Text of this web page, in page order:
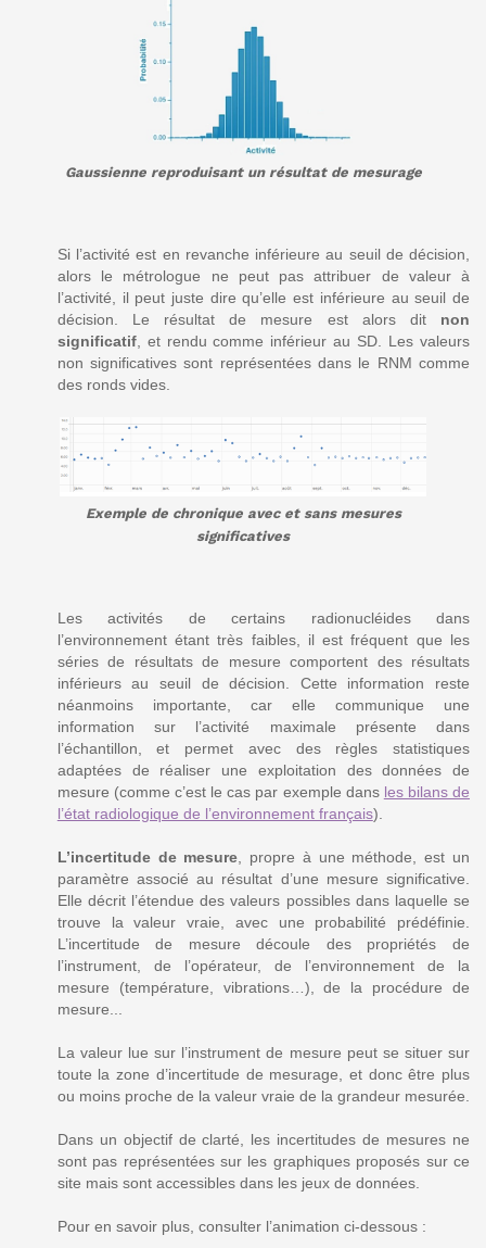
Gaussienne reproduisant un résultat de mesurage
Si l’activité est en revanche inférieure au seuil de décision,
alors le métrologue ne peut pas attribuer de valeur à
l’activité, il peut juste dire qu’elle est inférieure au seuil de
décision. Le résultat de mesure est alors dit non
significatif, et rendu comme inférieur au SD. Les valeurs
non significatives sont représentées dans le RNM comme
des ronds vides.
Exemple de chronique avec et sans mesures
significatives
Les activités de certains radionucléides dans
l’environnement étant très faibles, il est fréquent que les
séries de résultats de mesure comportent des résultats
inférieurs au seuil de décision. Cette information reste
néanmoins importante, car elle communique une
information sur l’activité maximale présente dans
l’échantillon, et permet avec des règles statistiques
adaptées de réaliser une exploitation des données de
mesure (comme c’est le cas par exemple dans les bilans de
l’état radiologique de l’environnement français).
L’incertitude de mesure , propre à une méthode, est un
paramètre associé au résultat d’une mesure significative.
Elle décrit l’étendue des valeurs possibles dans laquelle se
trouve la valeur vraie, avec une probabilité prédéfinie.
L’incertitude de mesure découle des propriétés de
l’instrument, de l’opérateur, de l’environnement de la
mesure (température, vibrations…), de la procédure de
mesure...
La valeur lue sur l’instrument de mesure peut se situer sur
toute la zone d’incertitude de mesurage, et donc être plus
ou moins proche de la valeur vraie de la grandeur mesurée.
Dans un objectif de clarté, les incertitudes de mesures ne
sont pas représentées sur les graphiques proposés sur ce
site mais sont accessibles dans les jeux de données.
Pour en savoir plus, consulter l’animation ci-dessous :